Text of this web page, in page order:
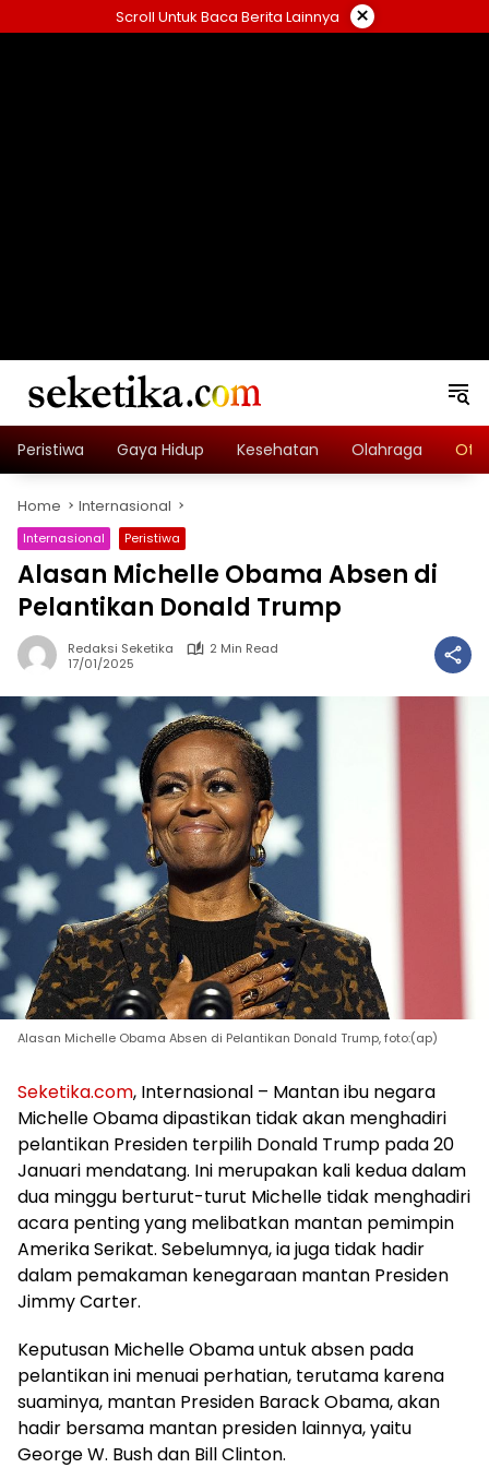
to
Scroll Untuk Baca Berita Lainnya ×
Peristiwa Gaya Hidup Kesehatan Olahraga
Home Internasional
Internasional Peristiwa
Alasan Michelle Obama Absen di
Pelantikan Donald Trump
Redaksi Seketika
2 Min Read
17/01/2025
Alasan Michelle Obama Absen di Pelantikan Donald Trump, foto:(ap)
Seketika.com, Internasional – Mantan ibu negara
Michelle Obama dipastikan tidak akan menghadiri
pelantikan Presiden terpilih Donald Trump pada 20
Januari mendatang. Ini merupakan kali kedua dalam
dua minggu berturut-turut Michelle tidak menghadiri
acara penting yang melibatkan mantan pemimpin
Amerika Serikat. Sebelumnya, ia juga tidak hadir
dalam pemakaman kenegaraan mantan Presiden
Jimmy Carter.
Keputusan Michelle Obama untuk absen pada
pelantikan ini menuai perhatian, terutama karena
suaminya, mantan Presiden Barack Obama, akan
hadir bersama mantan presiden lainnya, yaitu
George W. Bush dan Bill Clinton.